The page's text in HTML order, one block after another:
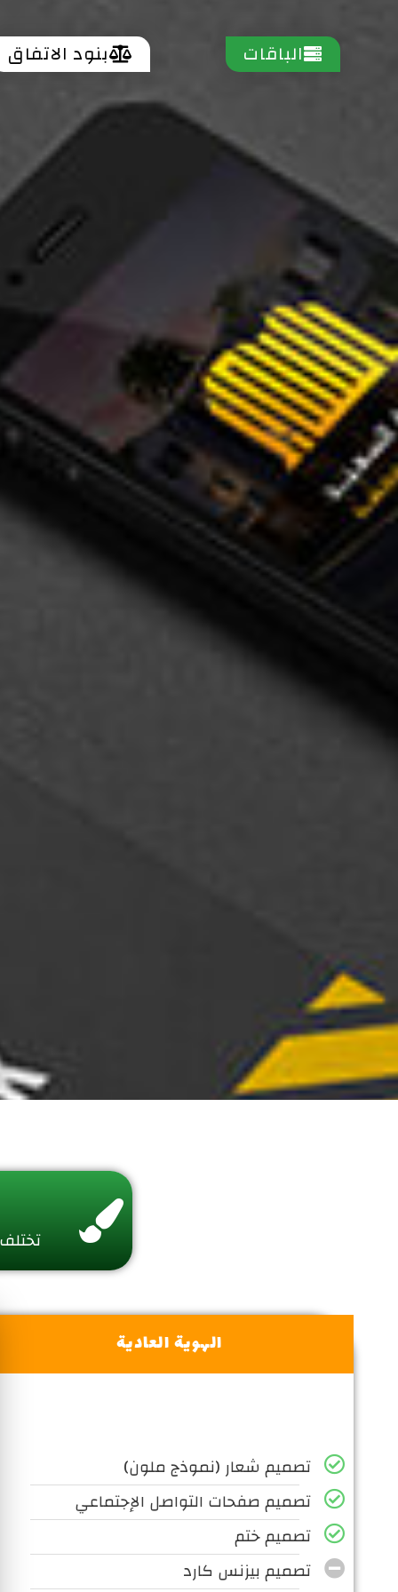
الباقات بنود الاتفاق
الهوية العادية
تصميم شعار (نموذج ملون)
تصميم صفحات التواصل الإجتماعي
تصميم ختم
تصميم بيزنس كارد